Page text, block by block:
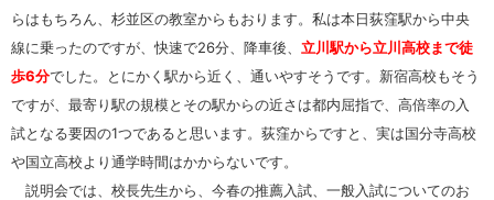
らはもちろん、杉並区の教室からもおります。私は本日荻窪駅から中央
線に乗ったのですが、快速で26分、降車後、 立川駅から立川高校まで徒
歩6分でした。とにかく駅から近く、通いやすそうです。新宿高校もそう
ですが、最寄り駅の規模とその駅からの近さは都内屈指で、高倍率の入
試となる要因の1つであると思います。荻窪からですと、実は国分寺高校
や国立高校より通学時間はかからないです。
説明会では、校長先生から、今春の推薦入試、一般入試についてのお